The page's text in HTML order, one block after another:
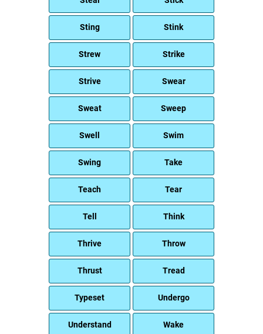
Sting Stink
Strew Strike
Strive Swear
Sweat Sweep
Swell Swim
Swing Take
Teach Tear
Tell Think
Thrive Throw
Thrust Tread
Typeset Undergo
Understand Wake